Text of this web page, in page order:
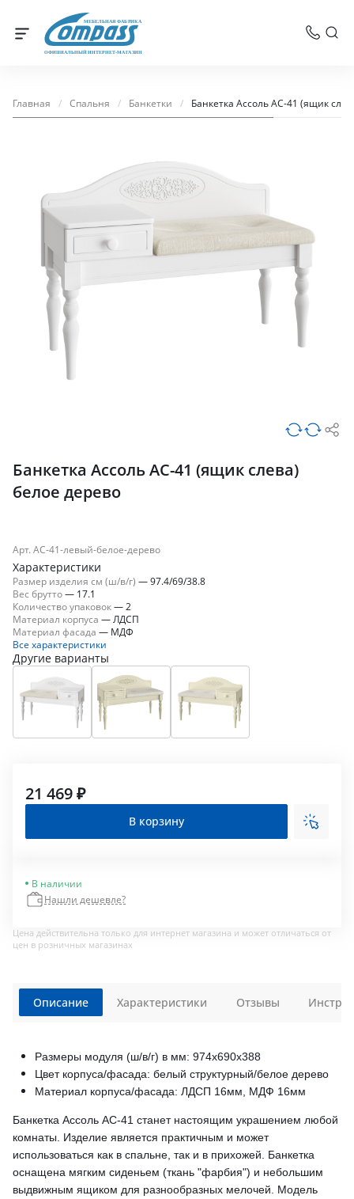
МЕБЕЛЬНАЯ ФАБРИКА
ОФИЦИАЛЬНЫЙ ИНТЕРНЕТ-МАГАЗИН
Главная / Спальня / Банкетки / Банкетка Ассоль АС-41 (ящик
Банкетка Ассоль АС-41 (ящик слева)
белое дерево
Арт. АС-41-левый-белое-дерево
Характеристики
Размер изделия см (ш/в/г) —97.4/69/38.8
Вес брутто— 17.1
Количество упаковок— 2
Материал корпуса — ЛДСП
Материал фасада — МДФ
Все характеристики
Другие варианты
21 469 ₽
В корзину
В наличии
Нашли дешевле?
Цена действительна только для интернет магазина и может отличаться от
цен в розничных магазинах
Описание
Размеры модуля (ш/в/г) в мм: 974х690х388
Цвет корпуса/фасада: белый структурный/белое дерево
Материал корпуса/фасада: ЛДСП 16мм, МДФ 16мм
Банкетка Ассоль АС-41 станет настоящим украшением любой
комнаты. Изделие является практичным и может
использоваться как в спальне, так и в прихожей. Банкетка
оснащена мягким сиденьем (ткань "фарбия") и небольшим
выдвижным ящиком для разнообразных мелочей. Модель
Характеристики Отзывы